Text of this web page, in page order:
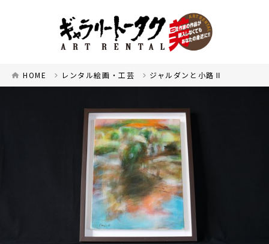
HOME レンタル絵画・工芸 ジャルダンと小路Ⅱ